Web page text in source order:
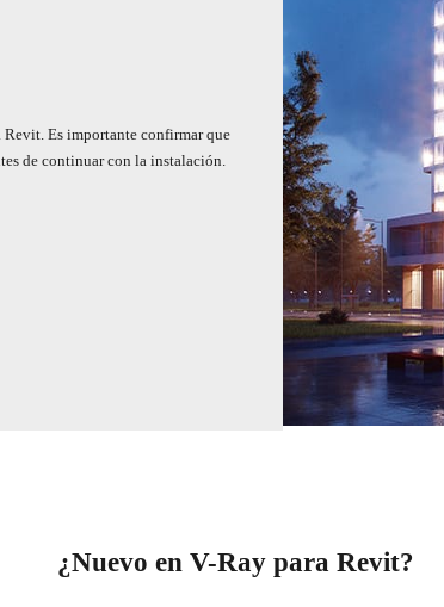
Revit. Es importante confirmar que
de continuar con la instalación.
¿Nuevo en V-Ray para Revit?